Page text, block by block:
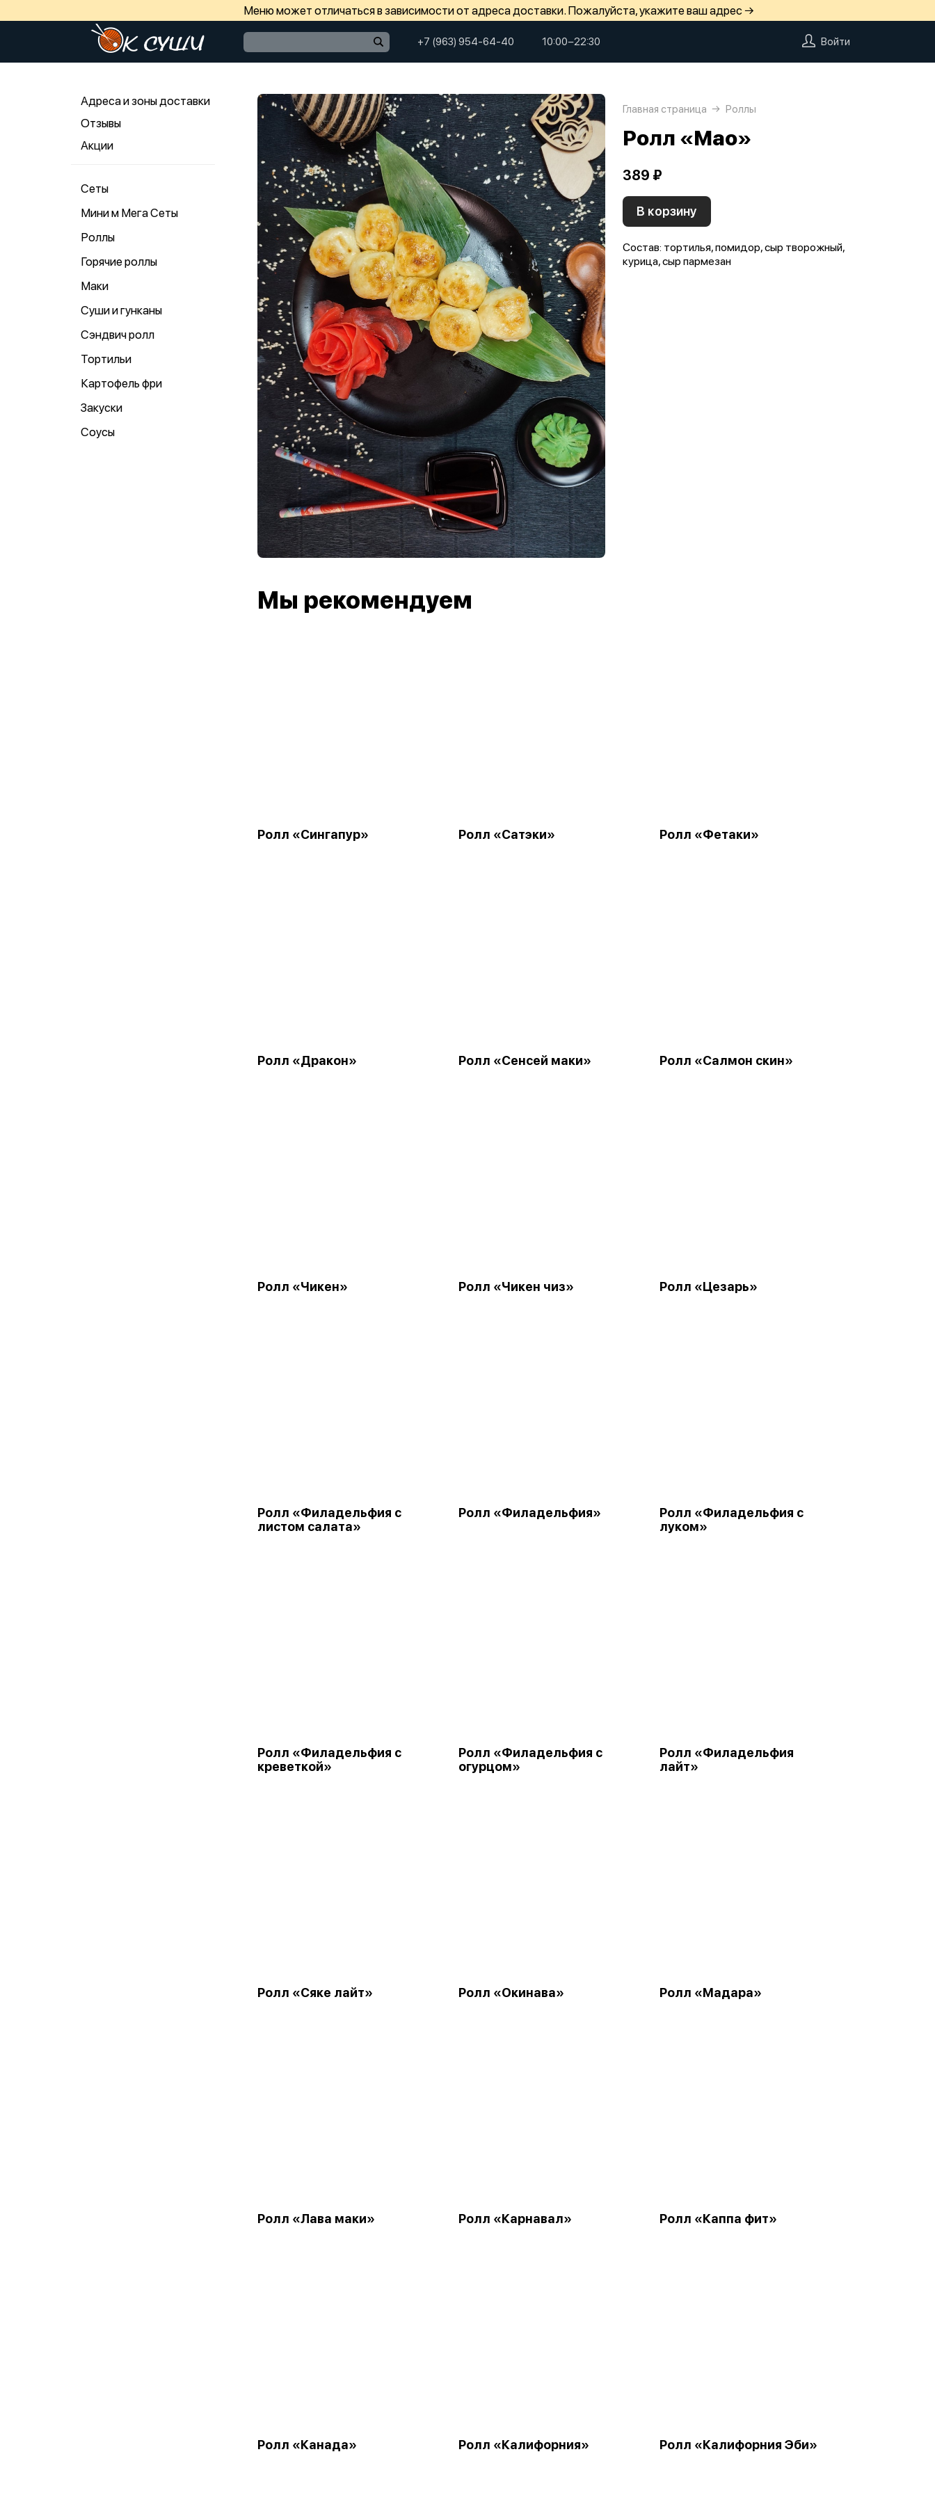
Меню может отличаться в зависимости от адреса доставки. Пожалуйста, укажите ваш адрес →
+7 (963) 954-64-40 10:00−22:30 Войти
Адреса и зоны доставки
Отзывы
Акции
Сеты
Мини м Мега Сеты
Роллы
Горячие роллы
Маки
Суши и гунканы
Сэндвич ролл
Тортильи
Картофель фри
Закуски
Соусы
Главная страница Роллы
Ролл «Мао»
389 ₽
В корзину
Состав: тортилья, помидор, сыр творожный,
курица, сыр пармезан
Мы рекомендуем
Ролл «Сингапур» Ролл «Сатэки» Ролл «Фетаки»
Ролл «Дракон» Ролл «Сенсей маки» Ролл «Салмон скин»
Ролл «Чикен» Ролл «Чикен чиз» Ролл «Цезарь»
Ролл «Филадельфия с
листом салата»
Ролл «Филадельфия»
Ролл «Филадельфия с
луком»
Ролл «Филадельфия с
креветкой»
Ролл «Филадельфия с
огурцом»
Ролл «Филадельфия
лайт»
Ролл «Сяке лайт» Ролл «Окинава» Ролл «Мадара»
Ролл «Лава маки» Ролл «Карнавал» Ролл «Каппа фит»
Ролл «Канада» Ролл «Калифорния» Ролл «Калифорния Эби»